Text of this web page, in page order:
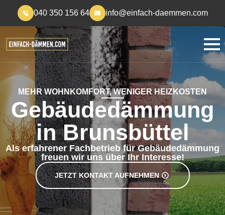
040 350 156 64 info@einfach-daemmen.com
MEHR WOHNKOMFORT, WENIGER HEIZKOSTEN
Gebäudedämmung
in Brunsbüttel
Als erfahrener Fachbetrieb für Gebäudedämmung
freuen wir uns über Ihr Interesse!
JETZT KONTAKT AUFNEHMEN